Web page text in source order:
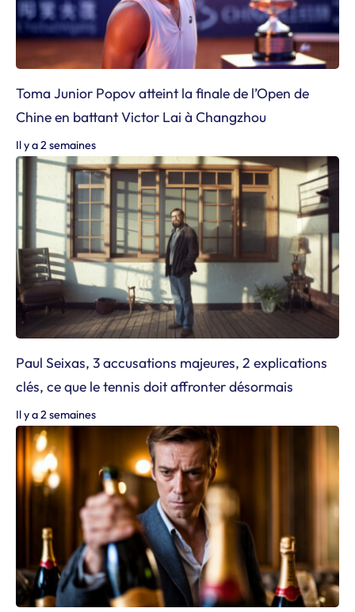
Toma Junior Popov atteint la finale de l’Open de
Chine en battant Victor Lai à Changzhou
Il y a 2 semaines
Paul Seixas, 3 accusations majeures, 2 explications
clés, ce que le tennis doit affronter désormais
Il y a 2 semaines